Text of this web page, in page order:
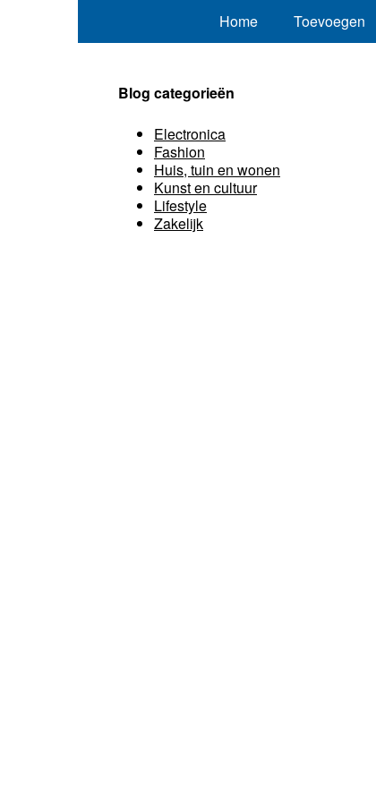
Home Toevoegen
Blog categorieën
Electronica
Fashion
Huis, tuin en wonen
Kunst en cultuur
Lifestyle
Zakelijk